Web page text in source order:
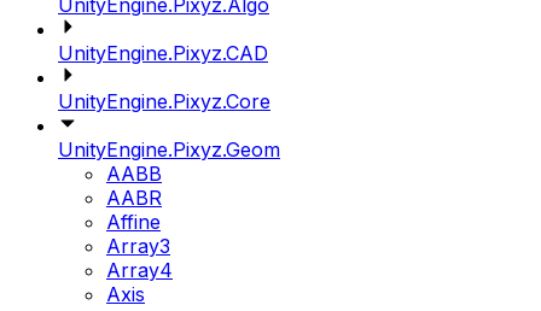
UnityEngine.Pixyz.Algo
UnityEngine.Pixyz.CAD
UnityEngine.Pixyz.Core
UnityEngine.Pixyz.Geom
AABB
AABR
Affine
Array3
Array4
Axis